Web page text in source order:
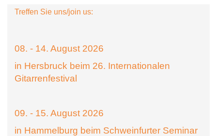
Treffen Sie uns/join us:
08. - 14. August 2026
in Hersbruck beim 26. Internationalen
Gitarrenfestival
09. - 15. August 2026
in Hammelburg beim Schweinfurter Seminar